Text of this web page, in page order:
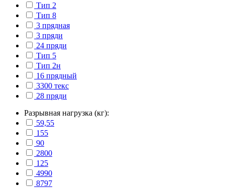
Тип 2
Тип 8
3 прядная
3 пряди
24 пряди
Тип 5
Тип 2н
16 прядный
3300 текс
28 пряди
Разрывная нагрузка (кг):
59,55
155
90
2800
125
4990
8797